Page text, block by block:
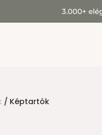
3.000+
/ Képtartók